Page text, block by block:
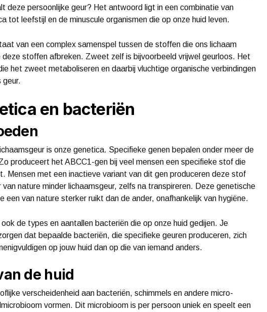
deze persoonlijke geur? Het antwoord ligt in een combinatie van
tot leefstijl en de minuscule organismen die op onze huid leven.
van een complex samenspel tussen de stoffen die ons lichaam
stoffen afbreken. Zweet zelf is bijvoorbeeld vrijwel geurloos. Het
het zweet metaboliseren en daarbij vluchtige organische verbindingen
geur.
en bacteriën
is onze genetica. Specifieke genen bepalen onder meer de
produceert het ABCC1-gen bij veel mensen een specifieke stof die
Mensen met een inactieve variant van dit gen produceren deze stof
nature minder lichaamsgeur, zelfs na transpireren. Deze genetische
een van nature sterker ruikt dan de ander, onafhankelijk van hygiëne.
de types en aantallen bacteriën die op onze huid gedijen. Je
dat bepaalde bacteriën, die specifieke geuren produceren, zich
op jouw huid dan op die van iemand anders.
de huid
verscheidenheid aan bacteriën, schimmels en andere micro-
vormen. Dit microbioom is per persoon uniek en speelt een